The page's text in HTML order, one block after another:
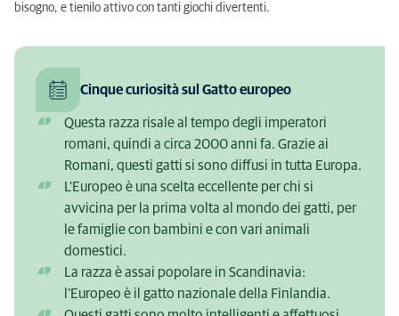
bisogno, e tienilo attivo con tanti giochi divertenti.
Cinque curiosità sul Gatto europeo
Questa razza risale al tempo degli imperatori
romani, quindi a circa 2000 anni fa. Grazie ai
Romani, questi gatti si sono diffusi in tutta Europa.
L'Europeo è una scelta eccellente per chi si
avvicina per la prima volta al mondo dei gatti, per
le famiglie con bambini e con vari animali
domestici.
La razza è assai popolare in Scandinavia:
l'Europeo è il gatto nazionale della Finlandia.